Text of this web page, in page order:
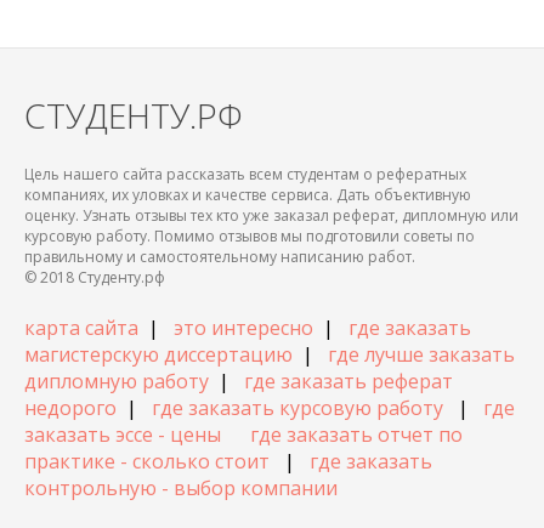
СТУДЕНТУ.РФ
Цель нашего сайта рассказать всем студентам о рефератных
компаниях, их уловках и качестве сервиса. Дать объективную
оценку. Узнать отзывы тех кто уже заказал реферат, дипломную или
курсовую работу. Помимо отзывов мы подготовили советы по
правильному и самостоятельному написанию работ.
© 2018 Студенту.рф
карта сайта | это интересно | где заказать
магистерскую диссертацию | где лучше заказать
дипломную работу | где заказать реферат
недорого | где заказать курсовую работу | где
заказать эссе - цены
где заказать отчет по
практике - сколько стоит | где заказать
контрольную - выбор компании